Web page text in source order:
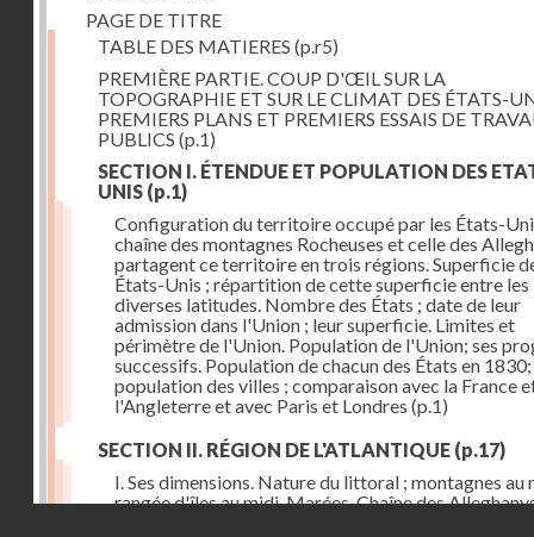
PAGE DE TITRE
TABLE DES MATIERES (p.r5)
PREMIÈRE PARTIE. COUP D'ŒIL SUR LA
TOPOGRAPHIE ET SUR LE CLIMAT DES ÉTATS-
PREMIERS PLANS ET PREMIERS ESSAIS DE
PUBLICS (p.1)
SECTION I. ÉTENDUE ET POPULATION DES
UNIS (p.1)
Configuration du territoire occupé par les États-
chaîne des montagnes Rocheuses et celle des
partagent ce territoire en trois régions. Superficie
États-Unis ; répartition de cette superficie entre les
diverses latitudes. Nombre des États ; date de leur
admission dans l'Union ; leur superficie. Limites et
périmètre de l'Union. Population de l'Union; ses
successifs. Population de chacun des États en 1830;
population des villes ; comparaison avec la France
l'Angleterre et avec Paris et Londres (p.1)
SECTION II. RÉGION DE L'ATLANTIQUE (p.17)
I. Ses dimensions. Nature du littoral ; montagnes au
rangée d'îles au midi. Marées. Chaîne des